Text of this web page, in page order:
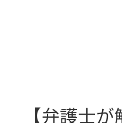
【弁護士